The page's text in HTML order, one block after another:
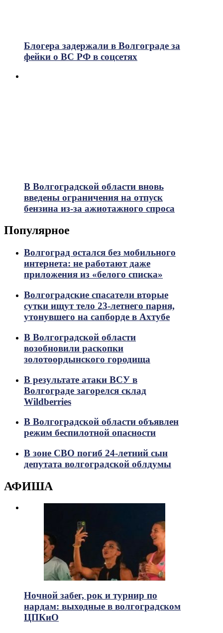
Блогера задержали в Волгограде за
фейки о ВС РФ в соцсетях
В Волгоградской области вновь
введены ограничения на отпуск
бензина из-за ажиотажного спроса
Популярное
Волгоград остался без мобильного
интернета: не работают даже
приложения из «белого списка»
Волгоградские спасатели вторые
сутки ищут тело 23-летнего парня,
утонувшего на сапборде в Ахтубе
В Волгоградской области
возобновили раскопки
золотоордынского городища
В результате атаки ВСУ в
Волгограде загорелся склад
Wildberries
В Волгоградской области объявлен
режим беспилотной опасности
В зоне СВО погиб 24-летний сын
депутата волгоградской облдумы
АФИША
Ночной забег, рок и турнир по
нардам: выходные в волгоградском
ЦПКиО